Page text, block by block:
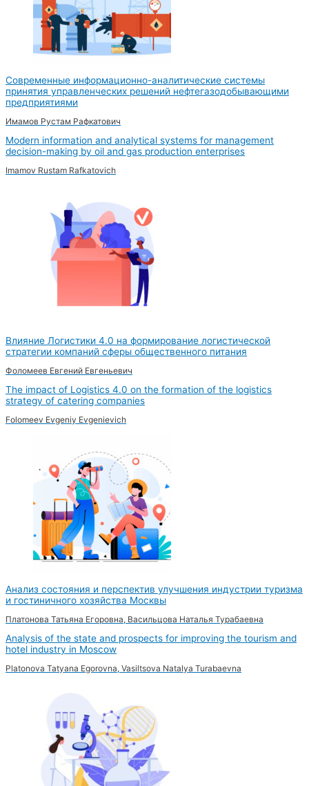
Современные информационно-аналитические системы
принятия управленческих решений нефтегазодобывающими
предприятиями
Имамов Рустам Рафкатович
Modern information and analytical systems for management
decision-making by oil and gas production enterprises
Imamov Rustam Rafkatovich
Влияние Логистики 4.0 на формирование логистической
стратегии компаний сферы общественного питания
Фоломеев Евгений Евгеньевич
The impact of Logistics 4.0 on the formation of the logistics
strategy of catering companies
Folomeev Evgeniy Evgenievich
Анализ состояния и перспектив улучшения индустрии туризма
и гостиничного хозяйства Москвы
Платонова Татьяна Егоровна, Васильцова Наталья Турабаевна
Analysis of the state and prospects for improving the tourism and
hotel industry in Moscow
Platonova Tatyana Egorovna, Vasiltsova Natalya Turabaevna